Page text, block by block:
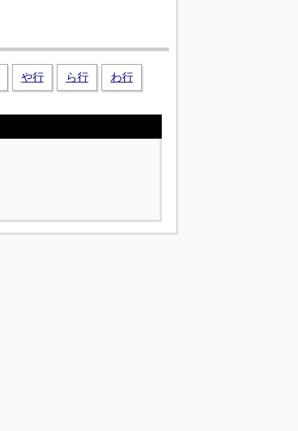
や行 ら行 わ行